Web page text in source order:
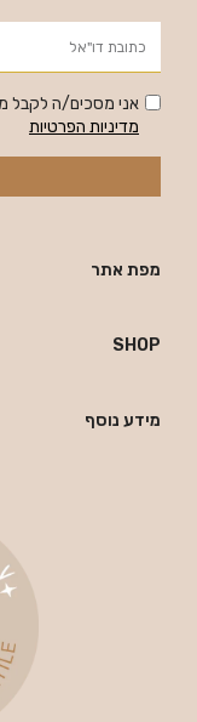
מפת אתר
SHOP
מידע נוסף
אני מסכים/ה לקבל
מדיניות הפרטיות